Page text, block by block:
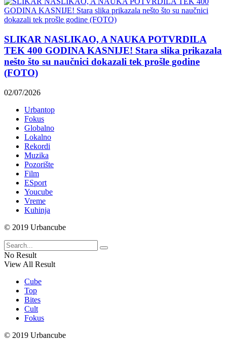
SLIKAR NASLIKAO, A NAUKA POTVRDILA
TEK 400 GODINA KASNIJE! Stara slika prikazala
nešto što su naučnici dokazali tek prošle godine
(FOTO)
02/07/2026
Urbantop
Fokus
Globalno
Lokalno
Rekordi
Muzika
Pozorište
Film
ESport
Youcube
Vreme
Kuhinja
© 2019 Urbancube
No Result
View All Result
Cube
Top
Bites
Cult
Fokus
© 2019 Urbancube